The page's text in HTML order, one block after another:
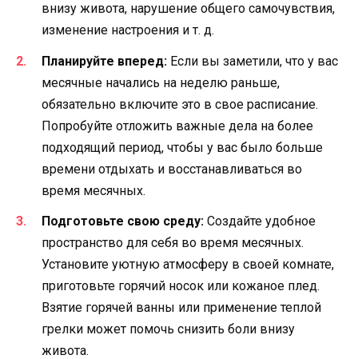
внизу живота, нарушение общего самочувствия,
изменение настроения и т. д.
Планируйте вперед: Если вы заметили, что у вас
месячные начались на неделю раньше,
обязательно включите это в свое расписание.
Попробуйте отложить важные дела на более
подходящий период, чтобы у вас было больше
времени отдыхать и восстанавливаться во
время месячных.
Подготовьте свою среду: Создайте удобное
пространство для себя во время месячных.
Установите уютную атмосферу в своей комнате,
приготовьте горячий носок или кожаное плед.
Взятие горячей ванны или применение теплой
грелки может помочь снизить боли внизу
живота.